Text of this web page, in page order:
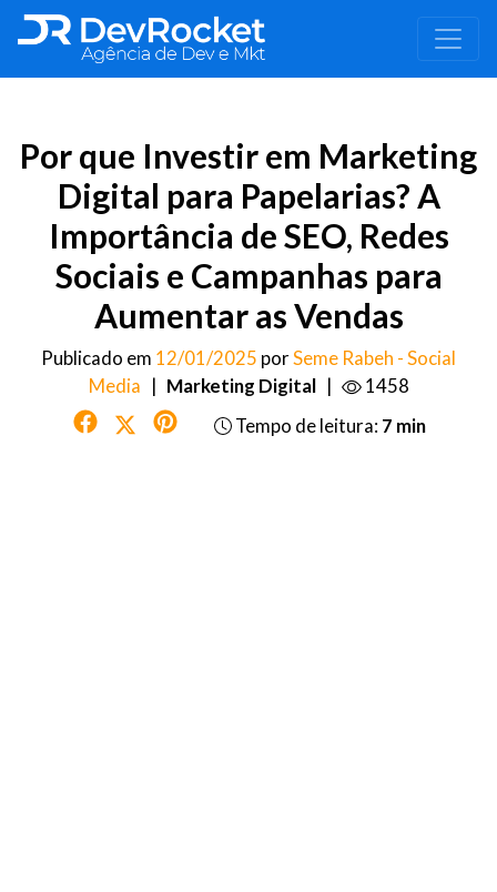
Por que Investir em Marketing
Digital para Papelarias? A
Importância de SEO, Redes
Sociais e Campanhas para
Aumentar as Vendas
Publicado em 12/01/2025 porSeme Rabeh - Social
Media | Marketing Digital|
1458
Tempo de leitura: 7 min